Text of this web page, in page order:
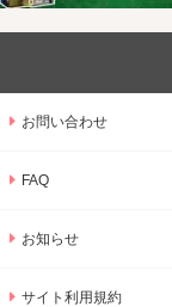
お問い合わせ
FAQ
お知らせ
サイト利用規約